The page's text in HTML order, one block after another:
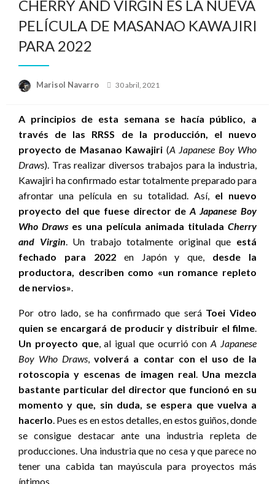
CHERRY AND VIRGIN ES LA NUEVA
PELÍCULA DE MASANAO KAWAJIRI
PARA 2022
Marisol Navarro
Publicado
30 abril, 2021
A principios de esta semana se hacía público, a
través de las RRSS de la producción, el nuevo
proyecto de Masanao Kawajiri (A Japanese Boy Who
Draws). Tras realizar diversos trabajos para la industria,
Kawajiri ha confirmado estar totalmente preparado para
afrontar una película en su totalidad. Así, el nuevo
proyecto del que fuese director deA Japanese Boy
Who Draws es una película animada titulada Cherry
and Virgin. Un trabajo totalmente original que está
fechado para 2022en Japón y que, desde la
productora, describen como «un romance repleto
de nervios».
Por otro lado, se ha confirmado que será Toei Video
quien se encargará de producir y distribuir el filme.
Un proyecto que, al igual que ocurrió conA Japanese
Boy Who Draws,volverá a contar con el uso de la
rotoscopia y escenas de imagen real. Una mezcla
bastante particular del director que funcionó en su
momento y que, sin duda, se espera que vuelva a
hacerlo. Pues es en estos detalles, en estos guiños, donde
se consigue destacar ante una industria repleta de
producciones. Una industria que no cesa y que parece no
tener una cabida tan mayúscula para proyectos más
íntimos.